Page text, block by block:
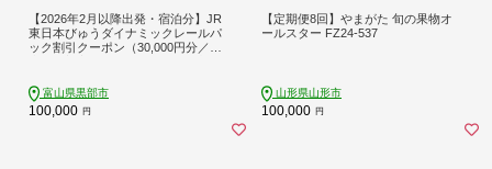
【2026年2月以降出発・宿泊分】JR
東日本びゅうダイナミックレールパ
ック割引クーポン（30,000円分／富
富山県黒部市
100,000 円
【定期便8回】やまがた 旬の果物オ
ールスター FZ24-537
山形県山形市
100,000 円